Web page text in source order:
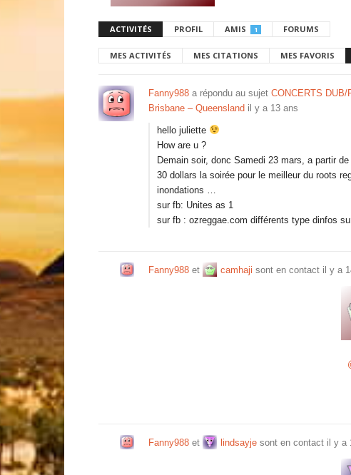
ACTIVITÉS PROFIL AMIS 1 FORUMS
MES ACTIVITÉS MES CITATIONS MES FAVORIS
Fanny988 a répondu au sujet CONCERTS
Brisbane – Queensland il y a 13 ans
hello juliette
How are u ?
Demain soir, donc Samedi 23 mars, a partir
30 dollars la soirée pour le meilleur du roots
inondations …
sur fb: Unites as 1
sur fb : ozreggae.com différents type dinfos
Fanny988 et camhaji sont en contact il y a
Fanny988 et lindsayje sont en contact il y a